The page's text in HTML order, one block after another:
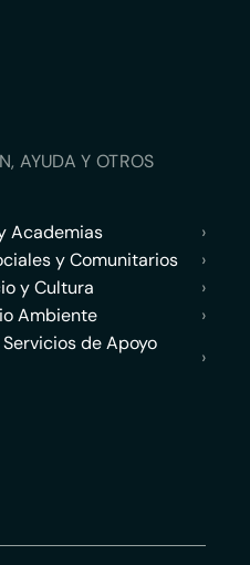
AYUDA Y OTROS
Academias
›
y Comunitarios
›
y Cultura
›
Ambiente
›
de Apoyo
›